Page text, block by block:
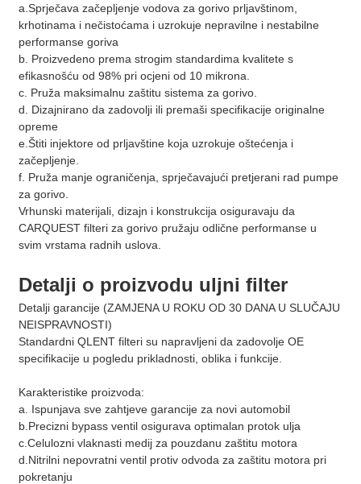
a.Sprječava začepljenje vodova za gorivo prljavštinom,
krhotinama i nečistoćama i uzrokuje nepravilne i nestabilne
performanse goriva
b. Proizvedeno prema strogim standardima kvalitete s
efikasnošću od 98% pri ocjeni od 10 mikrona.
c. Pruža maksimalnu zaštitu sistema za gorivo.
d. Dizajnirano da zadovolji ili premaši specifikacije originalne
opreme
e.Štiti injektore od prljavštine koja uzrokuje oštećenja i
začepljenje.
f. Pruža manje ograničenja, sprječavajući pretjerani rad pumpe
za gorivo.
Vrhunski materijali, dizajn i konstrukcija osiguravaju da
CARQUEST filteri za gorivo pružaju odlične performanse u
svim vrstama radnih uslova.
Detalji o proizvodu uljni filter
Detalji garancije (ZAMJENA U ROKU OD 30 DANA U SLUČAJU
NEISPRAVNOSTI)
Standardni QLENT filteri su napravljeni da zadovolje OE
specifikacije u pogledu prikladnosti, oblika i funkcije.
Karakteristike proizvoda:
a. Ispunjava sve zahtjeve garancije za novi automobil
b.Precizni bypass ventil osigurava optimalan protok ulja
c.Celulozni vlaknasti medij za pouzdanu zaštitu motora
d.Nitrilni nepovratni ventil protiv odvoda za zaštitu motora pri
pokretanju